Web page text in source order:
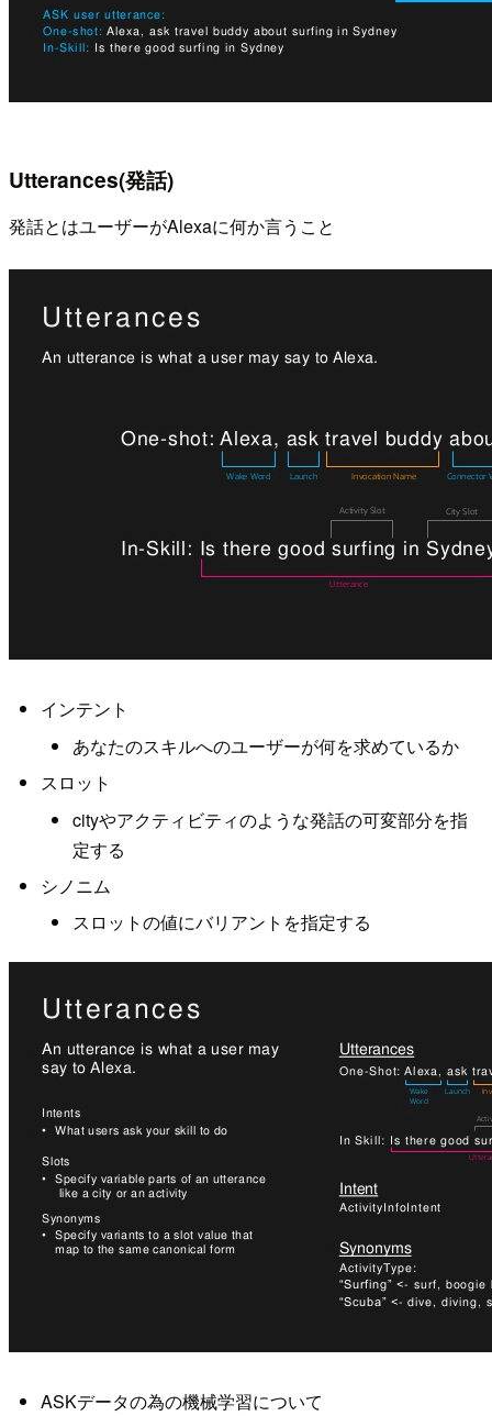
Utterances(発話)
発話とはユーザーがAlexaに何か言うこと
インテント
あなたのスキルへのユーザーが何を求めているか
スロット
cityやアクティビティのような発話の可変部分を指
定する
シノニム
スロットの値にバリアントを指定する
ASKデータの為の機械学習について